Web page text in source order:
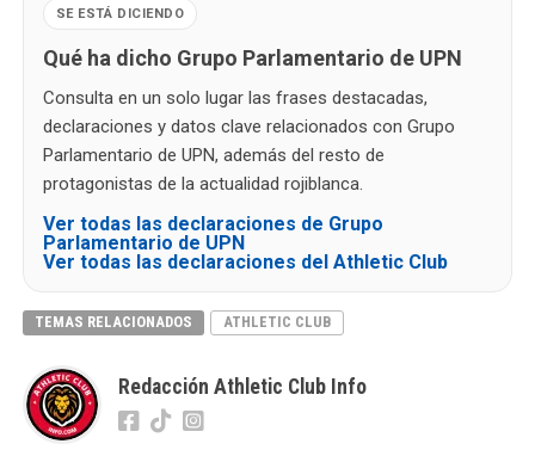
SE ESTÁ DICIENDO
Qué ha dicho Grupo Parlamentario de UPN
Consulta en un solo lugar las frases destacadas,
declaraciones y datos clave relacionados con Grupo
Parlamentario de UPN, además del resto de
protagonistas de la actualidad rojiblanca.
Ver todas las declaraciones de Grupo
Parlamentario de UPN
Ver todas las declaraciones del Athletic Club
TEMAS RELACIONADOS ATHLETIC CLUB
Redacción Athletic Club Info